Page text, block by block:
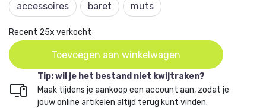
accessoires baret muts
Recent 25x verkocht
Toevoegen aan winkelwagen
Tip: wil je het bestand niet kwijtraken?
Maak tijdens je aankoop een account aan, zodat je
jouw online artikelen altijd terug kunt vinden.